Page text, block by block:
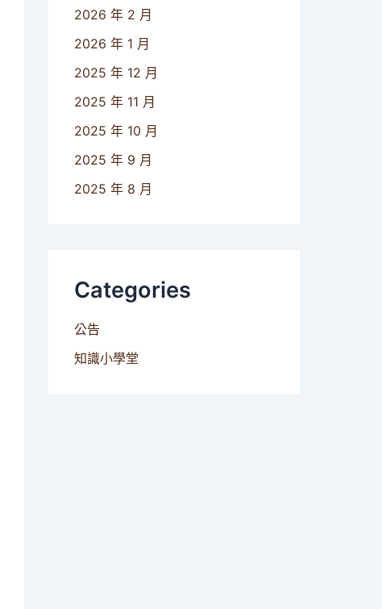
2026 年 2 月
2026 年 1 月
2025 年 12 月
2025 年 11 月
2025 年 10 月
2025 年 9 月
2025 年 8 月
Categories
公告
知識小學堂